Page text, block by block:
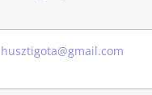
husztigota@gmail.com